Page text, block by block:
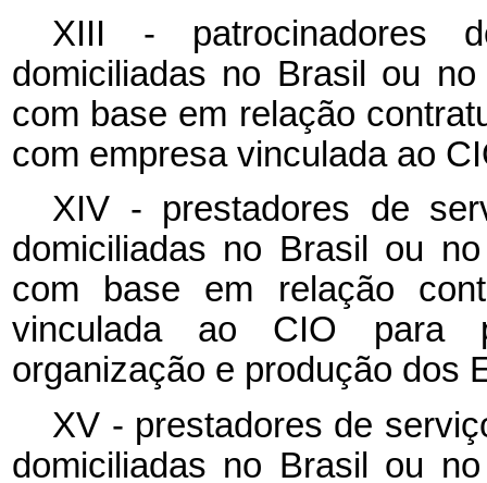
XIII - patrocinadores
domiciliadas no Brasil ou
com base em relação
com empresa vinculada ao
XIV - prestadores de
domiciliadas no Brasil ou
com base em relação
vinculada ao CIO para
organização e produção dos
XV - prestadores de
domiciliadas no Brasil ou